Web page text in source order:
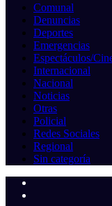
Comunal
Denuncias
Deportes
Emergencias
Espectáculos/
Internacional
Nacional
Noticias
Otras
Policial
Redes Sociales
Regional
Sin categoría